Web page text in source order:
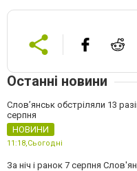
Останні новини
Слов’янськ обстріляли 13
серпня
НОВИНИ
11:18,Сьогодні
За ніч і ранок 7 серпня